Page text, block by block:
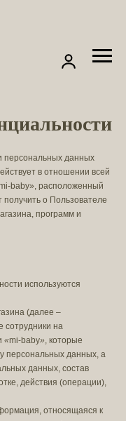
персональных данных
в отношении всей
baby», расположенный
получить о Пользователе
программ и
используются
(далее –
сотрудники на
«mi-baby», которые
персональных данных, а
данных, состав
действия (операции),
относящаяся к